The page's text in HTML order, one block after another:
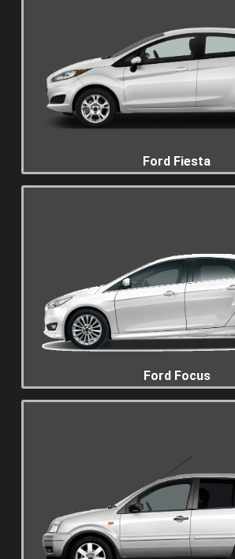
Ford Fiesta
Ford Focus